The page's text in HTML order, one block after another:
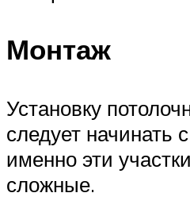
Монтаж
Установку
следует начинать
именно эти
сложные.